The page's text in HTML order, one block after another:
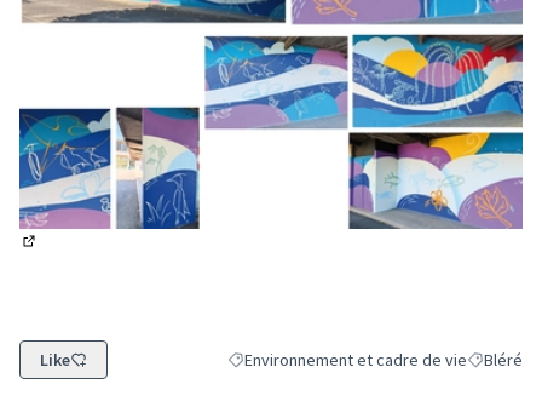
Like Filtrer les résultats de la catégorie :
Environnement et cadre de vieFiltrer les
Bléré